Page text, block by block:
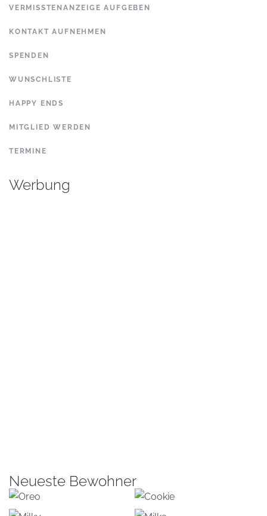
VERMISSTENANZEIGE AUFGEBEN
KONTAKT AUFNEHMEN
SPENDEN
WUNSCHLISTE
HAPPY ENDS
MITGLIED WERDEN
TERMINE
Werbung
Neueste Bewohner